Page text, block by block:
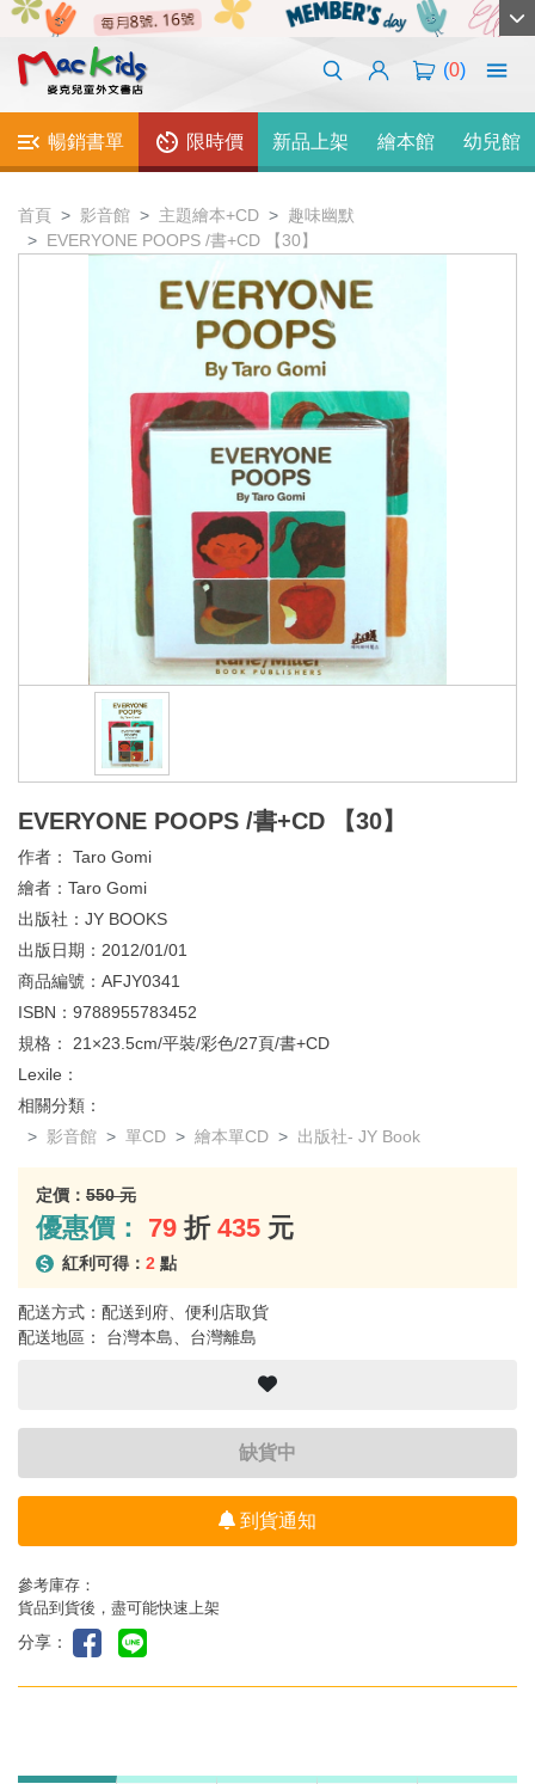
(0)
暢銷書單 限時價 新品上架 繪本館 幼兒館
首頁 影音館 主題繪本+CD
趣味幽默
EVERYONE POOPS /書+CD 【30】
EVERYONE POOPS /書+CD 【30】
作者： Taro Gomi
繪者： Taro Gomi
出版社： JY BOOKS
出版日期： 2012/01/01
商品編號： AFJY0341
ISBN： 9788955783452
規格： 21×23.5cm/平裝/彩色/27頁/書+CD
Lexile：
相關分類：
影音館
單CD 繪本單CD 出版社- JY Book
定價： 550 元
優惠價： 79 折 435 元
紅利可得： 2 點
配送方式：配送到府、便利店取貨
配送地區： 台灣本島、台灣離島
缺貨中
到貨通知
參考庫存：
貨品到貨後，盡可能快速上架
分享：